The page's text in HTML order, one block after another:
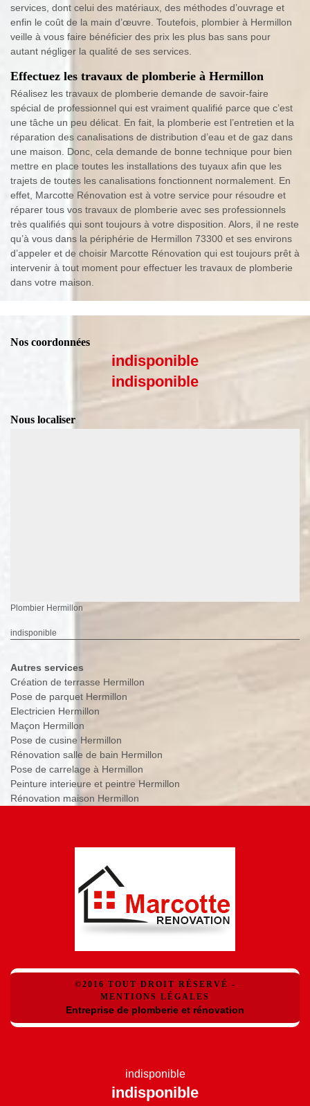
services, dont celui des matériaux, des méthodes d’ouvrage et
enfin le coût de la main d’œuvre. Toutefois, plombier à Hermillon
veille à vous faire bénéficier des prix les plus bas sans pour
autant négliger la qualité de ses services.
Effectuez les travaux de plomberie à Hermillon
Réalisez les travaux de plomberie demande de savoir-faire
spécial de professionnel qui est vraiment qualifié parce que c’est
une tâche un peu délicat. En fait, la plomberie est l’entretien et la
réparation des canalisations de distribution d’eau et de gaz dans
une maison. Donc, cela demande de bonne technique pour bien
mettre en place toutes les installations des tuyaux afin que les
trajets de toutes les canalisations fonctionnent normalement. En
effet, Marcotte Rénovation est à votre service pour résoudre et
réparer tous vos travaux de plomberie avec ses professionnels
très qualifiés qui sont toujours à votre disposition. Alors, il ne reste
qu’à vous dans la périphérie de Hermillon 73300 et ses environs
d’appeler et de choisir Marcotte Rénovation qui est toujours prêt à
intervenir à tout moment pour effectuer les travaux de plomberie
dans votre maison.
Nos coordonnées
indisponible
indisponible
Nous localiser
Plombier Hermillon
indisponible
Autres services
Création de terrasse Hermillon
Pose de parquet Hermillon
Electricien Hermillon
Maçon Hermillon
Pose de cusine Hermillon
Rénovation salle de bain Hermillon
Pose de carrelage à Hermillon
Peinture interieure et peintre Hermillon
Rénovation maison Hermillon
©2016 TOUT DROIT RÉSERVÉ -
MENTIONS LÉGALES
Entreprise de plomberie et rénovation
indisponible
indisponible